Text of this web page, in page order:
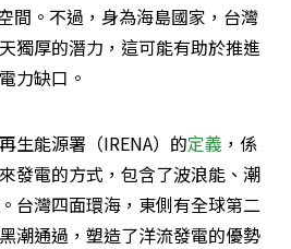
間。不過，身為海島國家，台灣
獨厚的潛力，這可能有助於推進
力缺口。
生能源署（IRENA）的定義 ，係
發電的方式，包含了波浪能、潮
台灣四面環海，東側有全球第二
潮通過，塑造了洋流發電的優勢